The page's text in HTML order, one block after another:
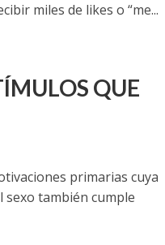
miles de likes o “me...
QUE
primarias cuya
también cumple